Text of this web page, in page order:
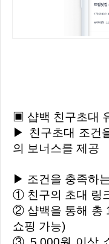
▣ 샵백 친구초대
▶ 친구초대 조건
의 보너스를 제공
▶ 조건을 충족하
① 친구의 초대 링
② 샵백을 통해 총
쇼핑 가능)